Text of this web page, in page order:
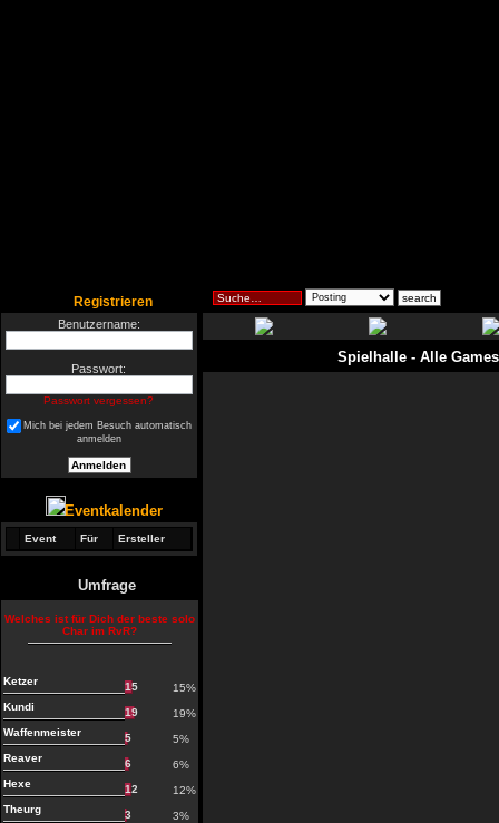
Registrieren
Benutzername:
Passwort:
Passwort vergessen?
Mich bei jedem Besuch automatisch
anmelden
Eventkalender
Event Für Ersteller
Umfrage
Welches ist für Dich der beste solo
Char im RvR?
Ketzer 15
15%
Kundi
19
19%
Waffenmeister
5
5%
Reaver
6
6%
Hexe
12
12%
Theurg
3
3%
Spielhalle - Alle